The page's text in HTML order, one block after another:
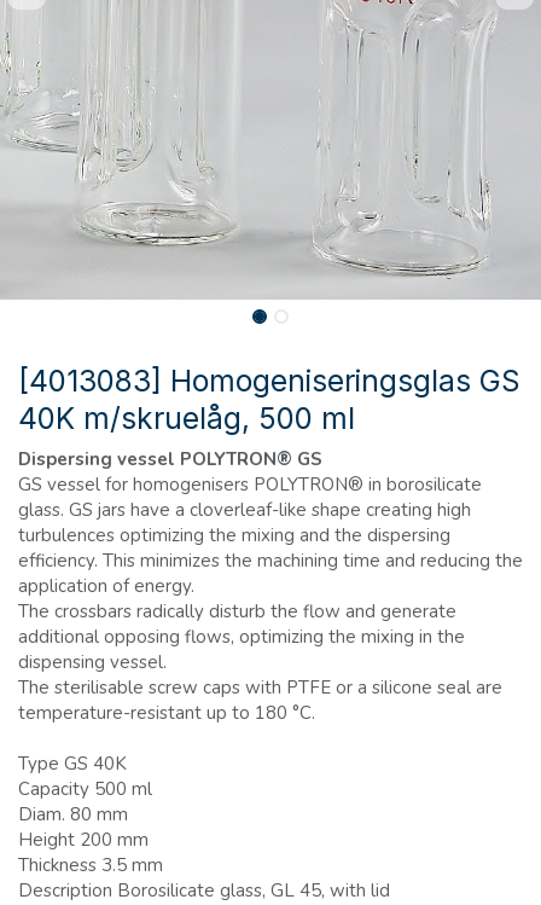
[4013083] Homogeniseringsglas GS
40K m/skruelåg, 500 ml
Dispersing vessel POLYTRON® GS
GS vessel for homogenisers POLYTRON® in borosilicate
glass. GS jars have a cloverleaf-like shape creating high
turbulences optimizing the mixing and the dispersing
efficiency. This minimizes the machining time and reducing the
application of energy.
The crossbars radically disturb the flow and generate
additional opposing flows, optimizing the mixing in the
dispensing vessel.
The sterilisable screw caps with PTFE or a silicone seal are
temperature-resistant up to 180 °C.
Type GS 40K
Capacity 500 ml
Diam. 80 mm
Height 200 mm
Thickness 3.5 mm
Description Borosilicate glass, GL 45, with lid